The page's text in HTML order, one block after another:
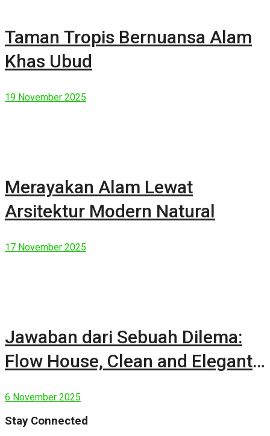
Taman Tropis Bernuansa Alam
Khas Ubud
19 November 2025
Merayakan Alam Lewat
Arsitektur Modern Natural
17 November 2025
Jawaban dari Sebuah Dilema:
Flow House, Clean and Elegant
6 November 2025
Stay Connected